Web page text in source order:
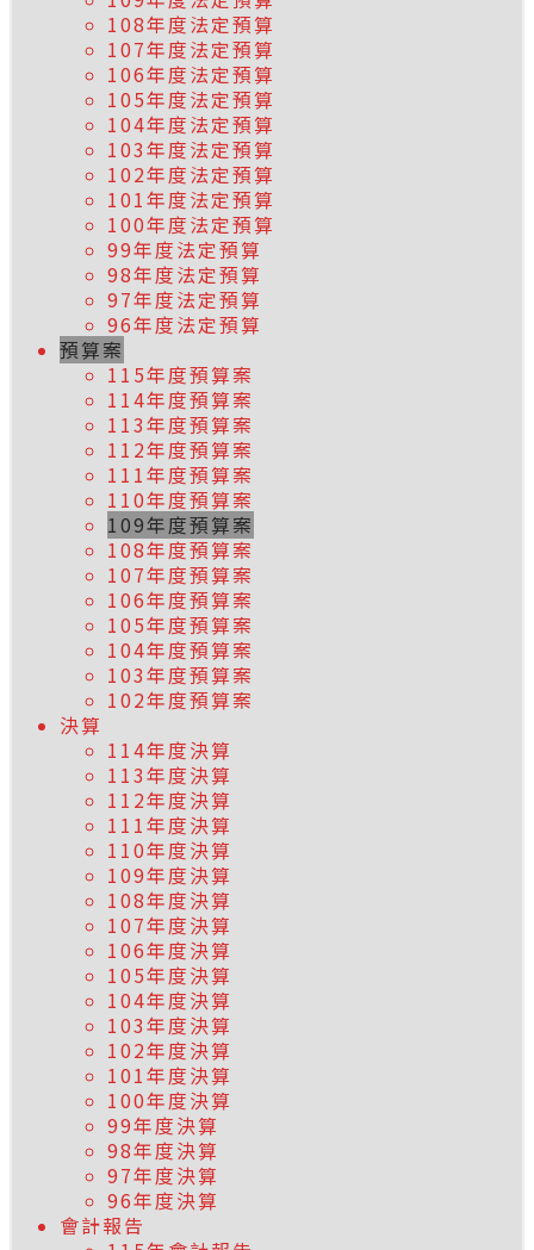
108年度法定預算
107年度法定預算
106年度法定預算
105年度法定預算
104年度法定預算
103年度法定預算
102年度法定預算
101年度法定預算
100年度法定預算
99年度法定預算
98年度法定預算
97年度法定預算
96年度法定預算
預算案
115年度預算案
114年度預算案
113年度預算案
112年度預算案
111年度預算案
110年度預算案
109年度預算案
108年度預算案
107年度預算案
106年度預算案
105年度預算案
104年度預算案
103年度預算案
102年度預算案
決算
114年度決算
113年度決算
112年度決算
111年度決算
110年度決算
109年度決算
108年度決算
107年度決算
106年度決算
105年度決算
104年度決算
103年度決算
102年度決算
101年度決算
100年度決算
99年度決算
98年度決算
97年度決算
96年度決算
會計報告